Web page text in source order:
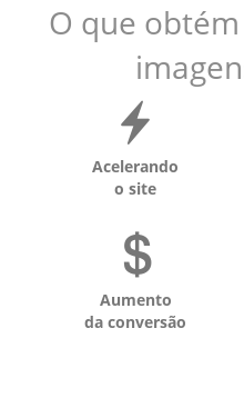
O que
Acelerando
o site
Aumento
da conversão